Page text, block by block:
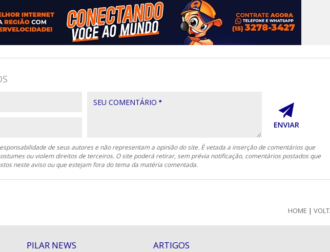
SEU COMENTÁRIO *
de seus autores e não representam a opinião do site. É vetada a inserção de comentários que
ou violem direitos de terceiros. O site poderá retirar, sem prévia notificação, comentários postados que
neste aviso ou que estejam fora do tema da matéria comentada.
HOME |
PILAR NEWS ARTIGOS